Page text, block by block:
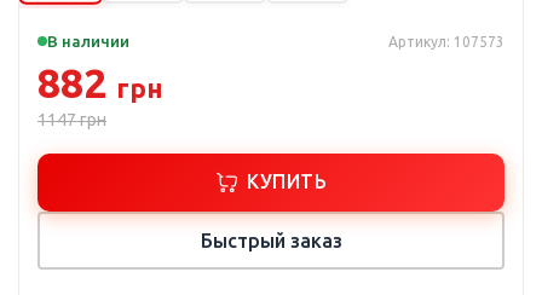
В наличии Артикул: 107573
882 грн
1147грн
КУПИТЬ
Быстрый заказ